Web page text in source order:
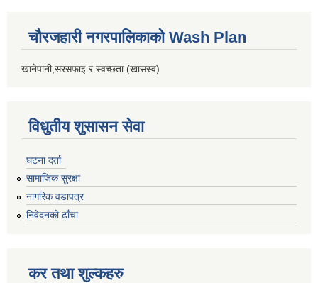
चौरजहारी नगरपालिकाको Wash Plan
खानेपानी,सरसफाइ र स्वच्छता (खासस्व)
विधुतीय शुसासन सेवा
घटना दर्ता
सामाजिक सुरक्षा
नागरिक वडापत्र
निवेदनको ढाँचा
कर तथा शुल्कहरु